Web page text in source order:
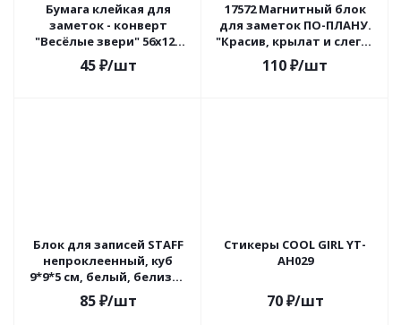
Бумага клейкая для
заметок - конверт
"Весёлые звери" 56x123
мм, 20 л, 80 г/м²,
двусторонняя, deVENTE
45₽/шт
17572 Магнитный блок
для заметок ПО-ПЛАНУ.
"Красив, крылат и слегка
нагл!", плотность 80 г.
110₽/шт
Блок для записей STAFF
непроклеенный, куб
9*9*5 см, белый, белизна
90-92%, 126364
85₽/шт
Стикеры COOL GIRL YT-
AH029
70₽/шт